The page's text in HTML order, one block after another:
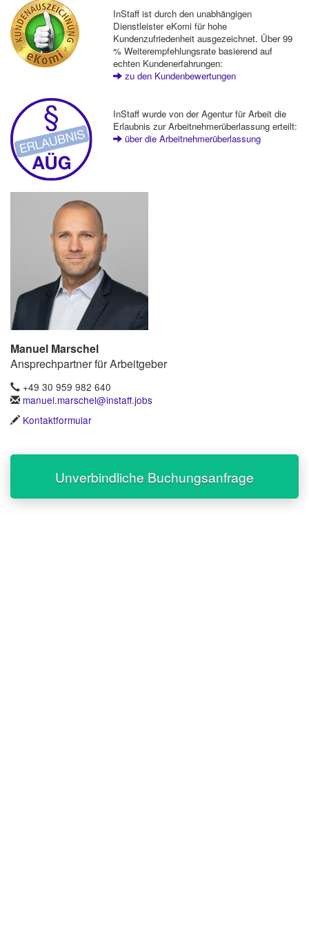
InStaff ist durch den unabhängigen
Dienstleister eKomi für hohe
Kundenzufriedenheit ausgezeichnet. Über 99
% Weiterempfehlungsrate basierend auf
echten Kundenerfahrungen:
zu den Kundenbewertungen
InStaff wurde von der Agentur für Arbeit die
Erlaubnis zur Arbeitnehmerüberlassung erteilt:
über die Arbeitnehmerüberlassung
Manuel Marschel
Ansprechpartner für Arbeitgeber
+49 30 959 982 640
manuel.marschel@instaff.jobs
Kontaktformular
Unverbindliche Buchungsanfrage